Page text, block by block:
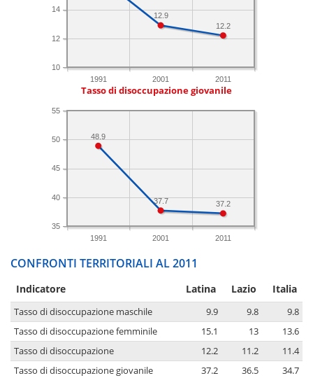
1991 2001 2011
10
12
14
12.2
12.9
Tasso di disoccupazione giovanile
1991 2001 2011
35
40
45
50
55
37.2
37.7
48.9
CONFRONTI TERRITORIALI AL 2011
Indicatore Latina Lazio Italia
Tasso di disoccupazione maschile 9.9 9.8
9.8
Tasso di disoccupazione femminile
15.1 13
13.6
Tasso di disoccupazione
12.2 11.2
11.4
Tasso di disoccupazione giovanile
37.2 36.5 34.7